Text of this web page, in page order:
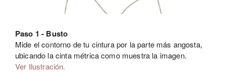
Paso 1 - Busto
Mide el contorno de tu cintura por la parte más angosta,
ubicando la cinta métrica como muestra la imagen.
Ver Ilustración.